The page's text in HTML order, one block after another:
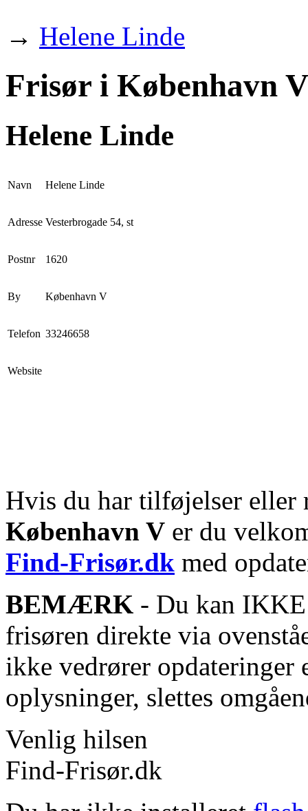
→ Helene Linde
Frisør i København
Helene Linde
Navn Helene Linde
Adresse Vesterbrogade 54, st
Postnr 1620
By København V
Telefon 33246658
Website
Hvis du har tilføjelser eller
København V er du
Find-Frisør.dk med
BEMÆRK - Du kan IKKE
frisøren direkte via
ikke vedrører opdateringer
oplysninger, slettes
Venlig hilsen
Find-Frisør.dk